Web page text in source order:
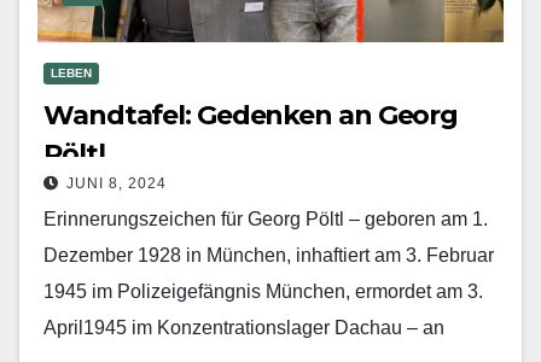
LEBEN
Wandtafel: Gedenken an Georg
Pöltl
JUNI 8, 2024
Erinnerungszeichen für Georg Pöltl – geboren am 1.
Dezember 1928 in München, inhaftiert am 3. Februar
1945 im Polizeigefängnis München, ermordet am 3.
April1945 im Konzentrationslager Dachau – an